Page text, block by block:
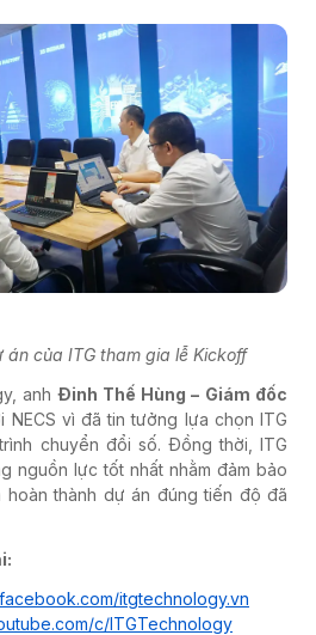
của ITG tham gia lễ Kickoff
anhĐinh Thế Hùng – Giám đốc
NECS vì đã tin tưởng lựa chọn ITG
chuyển đổi số. Đồng thời, ITG
nguồn lực tốt nhất nhằm đảm bảo
thành dự án đúng tiến độ đã
itgtechnology.vn
c/ITGTechnology